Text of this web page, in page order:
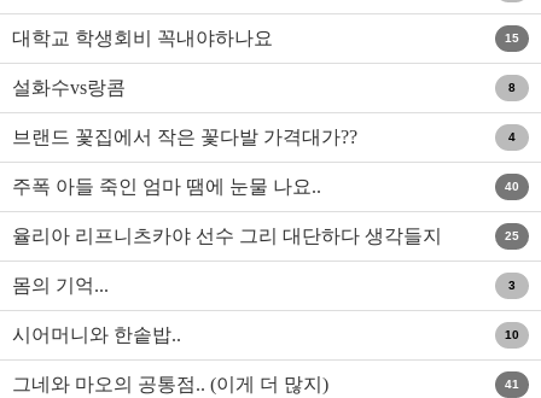
대학교 학생회비 꼭내야하나요 15
설화수vs랑콤 8
브랜드 꽃집에서 작은 꽃다발 가격대가?? 4
주폭 아들 죽인 엄마 땜에 눈물 나요.. 40
율리아 리프니츠카야 선수 그리 대단하다 생각들지
않아요
25
몸의 기억... 3
시어머니와 한솥밥.. 10
그네와 마오의 공통점.. (이게 더 많지) 41